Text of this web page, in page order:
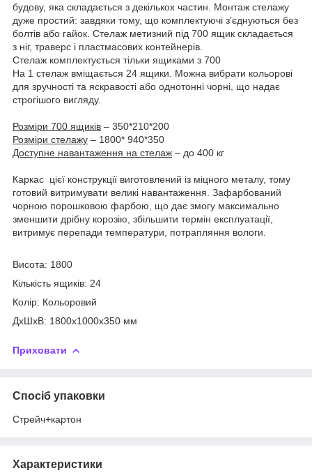
будову, яка складається з декількох частин. Монтаж стелажу
дуже простий: завдяки тому, що комплектуючі з'єднуються без
болтів або гайок. Стелаж метизний під 700 ящик складається
з ніг, траверс і пластмасових контейнерів.
Стелаж комплектується тільки ящиками з 700
На 1 стелаж вміщається 24 ящики. Можна вибрати кольорові
для зручності та яскравості або однотонні чорні, що надає
строгішого вигляду.
Розміри 700 ящиків – 350*210*200
Розміри стелажу – 1800* 940*350
Доступне навантаження на стелаж – до 400 кг
Каркас цієї конструкції виготовлений із міцного металу, тому
готовий витримувати великі навантаження. Зафарбований
чорною порошковою фарбою, що дає змогу максимально
зменшити дрібну корозію, збільшити термін експлуатації,
витримує перепади температури, потрапляння вологи.
Висота: 1800
Кількість ящиків: 24
Колір: Кольоровий
ДxШxВ: 1800x1000x350 мм
Приховати
Спосіб упаковки
Стрейч+картон
Характеристики